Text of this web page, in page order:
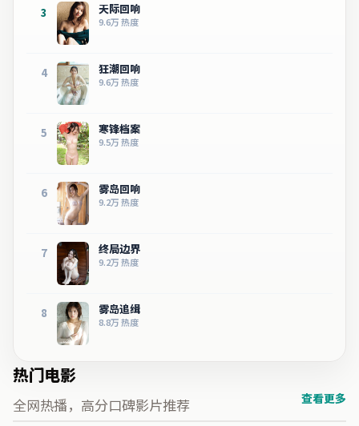
3 天际回响
9.6万热度
4 狂潮回响
9.6万热度
5 寒锋档案
9.5万热度
6 雾岛回响
9.2万热度
7 终局边界
9.2万热度
8 雾岛追缉
8.8万热度
热门电影
全网热播，高分口碑影片推荐 查看更多